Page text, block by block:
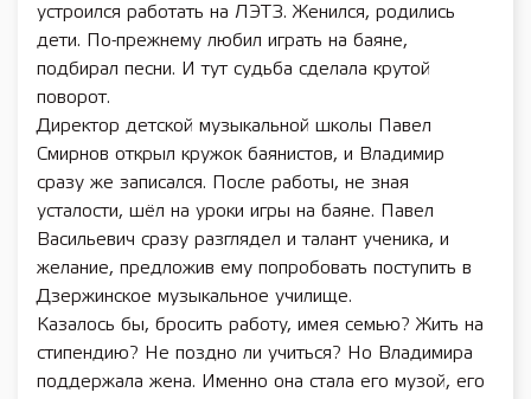
устроился работать на ЛЭТЗ. Женился, родились
дети. По-прежнему любил играть на баяне,
подбирал песни. И тут судьба сделала крутой
поворот.
Директор детской музыкальной школы Павел
Смирнов открыл кружок баянистов, и Владимир
сразу же записался. После работы, не зная
усталости, шёл на уроки игры на баяне. Павел
Васильевич сразу разглядел и талант ученика, и
желание, предложив ему попробовать поступить в
Дзержинское музыкальное училище.
Казалось бы, бросить работу, имея семью? Жить на
стипендию? Не поздно ли учиться? Но Владимира
поддержала жена. Именно она стала его музой, его